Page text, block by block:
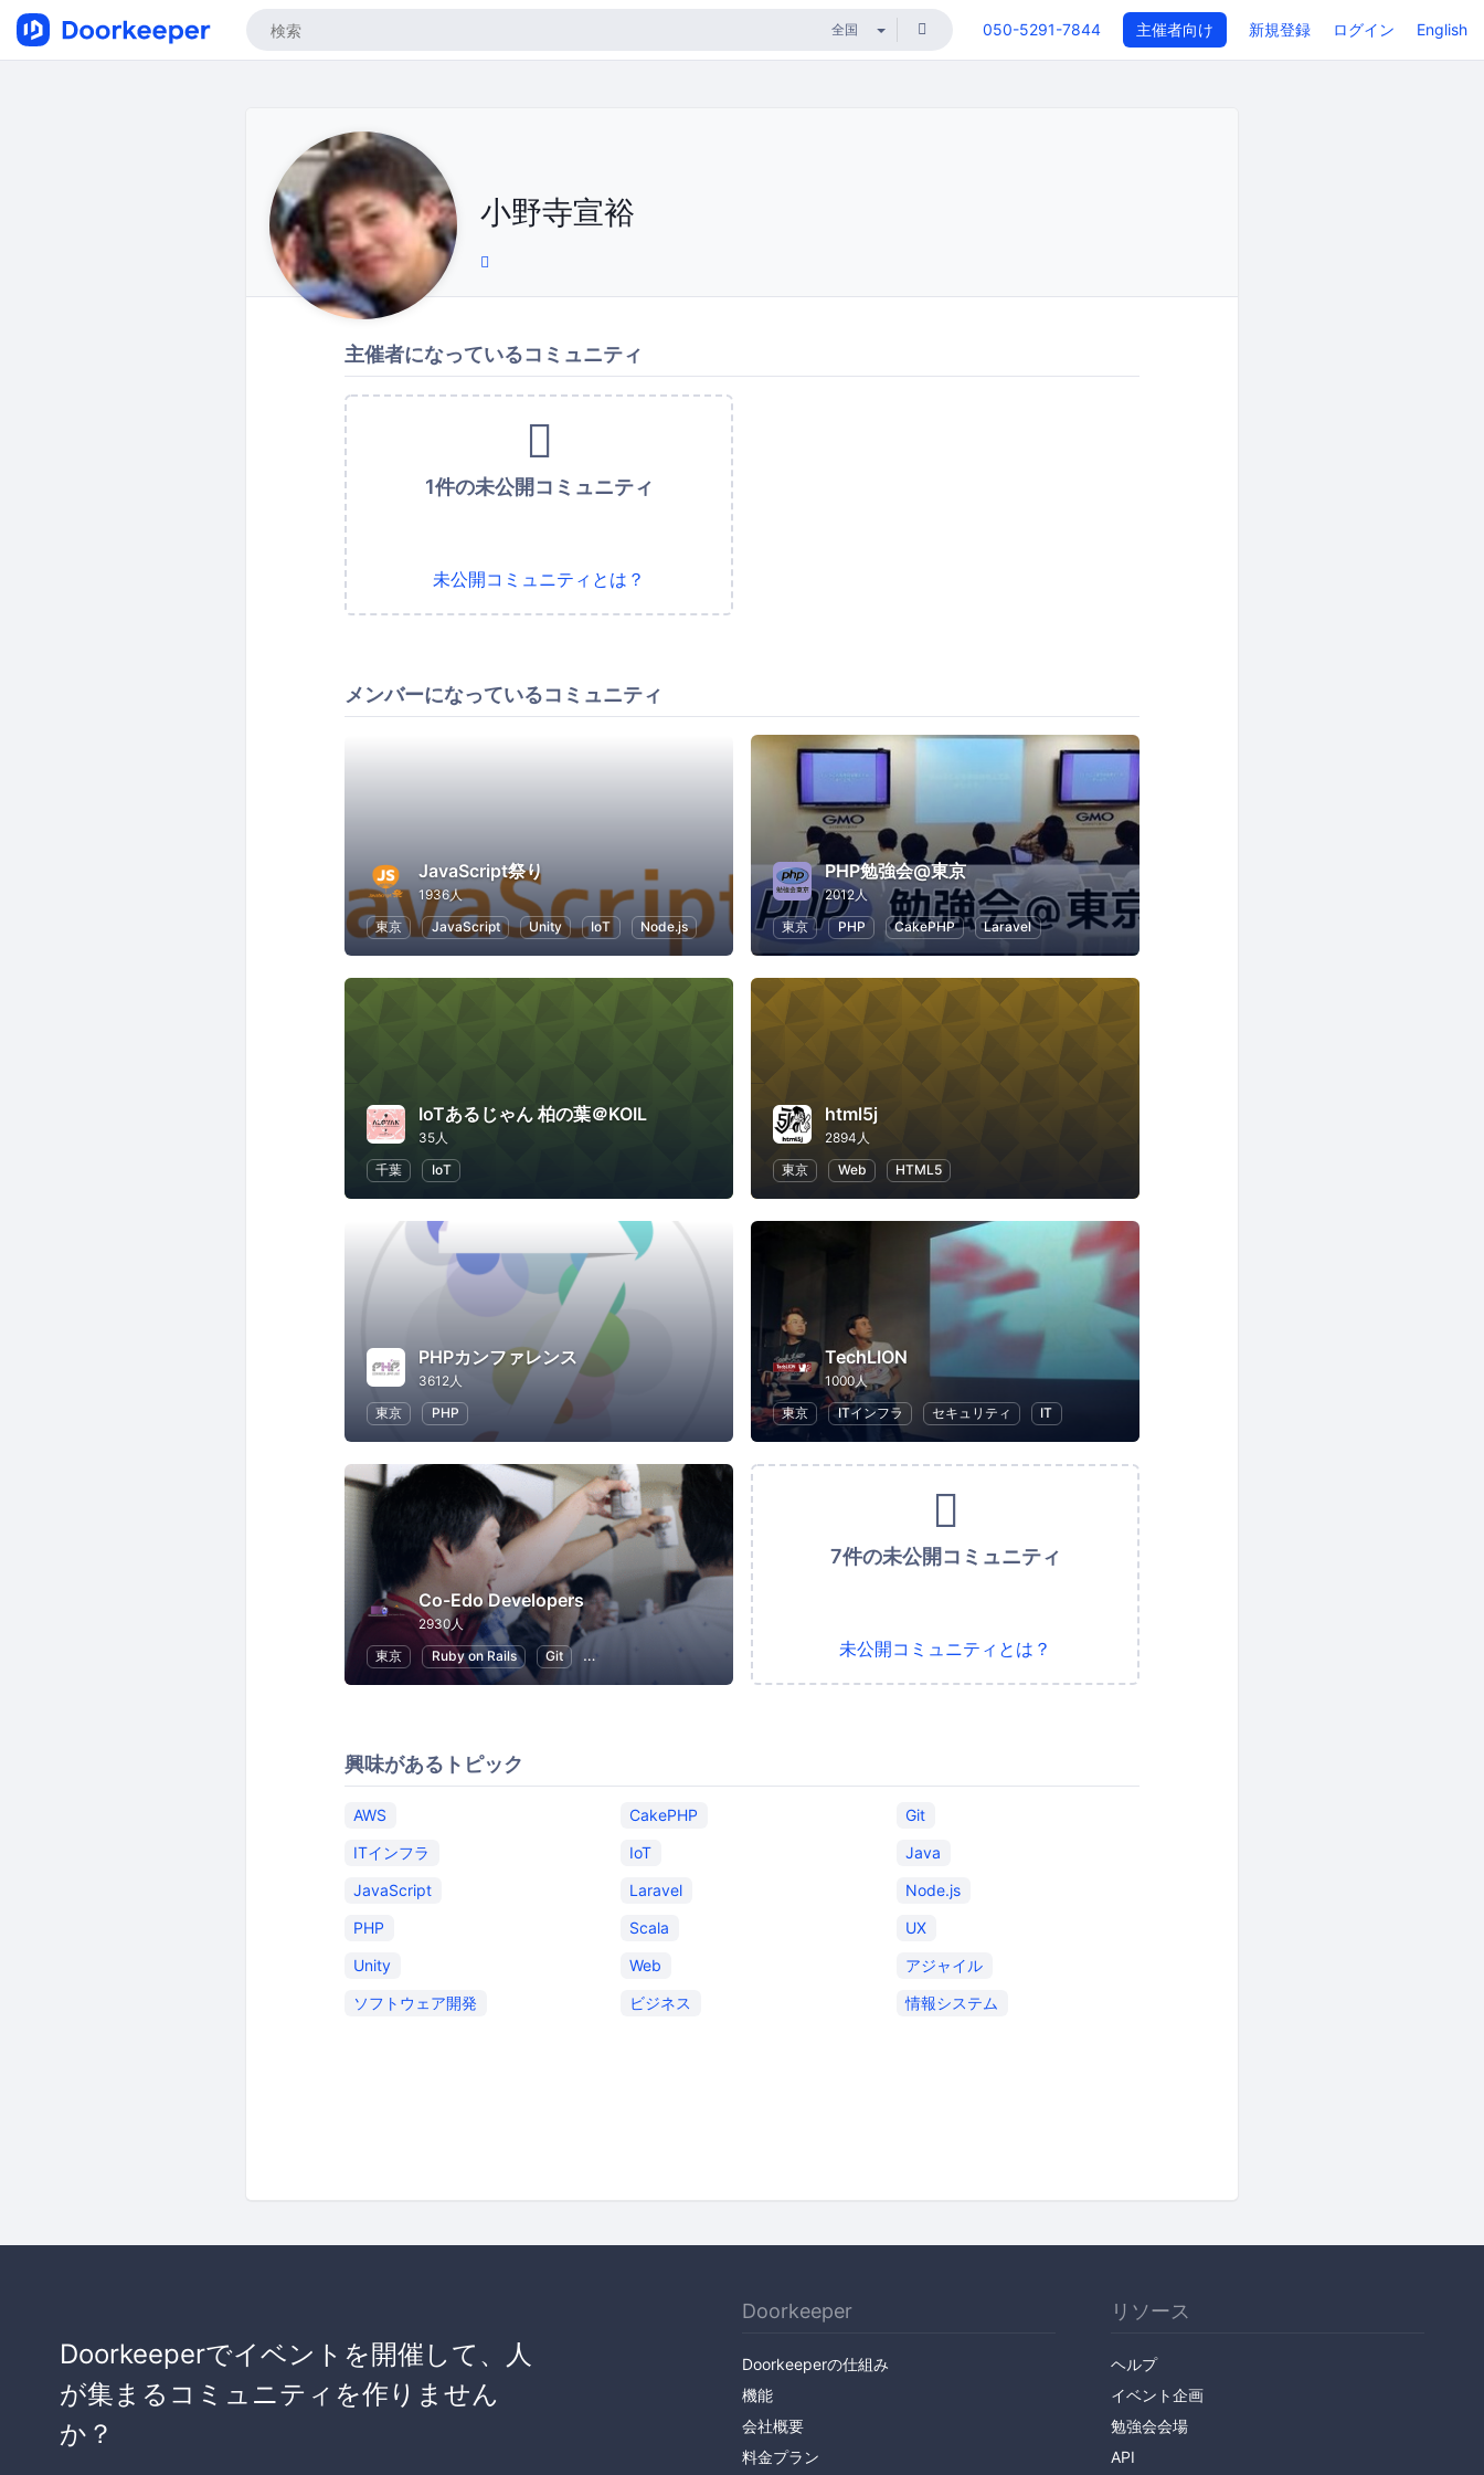
050-5291-7844 主催者向け 新規登録 ログイン English
小野寺宣裕
主催者になっているコミュニティ
1件の未公開コミュニティ
未公開コミュニティとは？
メンバーになっているコミュニティ
JavaScript祭り
1936人
東京
JavaScript Unity IoT Node.js
PHP勉強会@東京
2012人
東京
PHP CakePHP Laravel
IoTあるじゃん 柏の葉＠KOIL
35人
千葉
IoT
html5j
2894人
東京
Web HTML5
PHPカンファレンス
3612人
東京
PHP
TechLION
1000人
東京
ITインフラ セキュリティ IT
Co-Edo Developers
2930人
東京
Ruby on Rails Git スタートアップ プログラミング アプリ開発
7件の未公開コミュニティ
未公開コミュニティとは？
興味があるトピック
AWS CakePHP
Git
ITインフラ
IoT
Java
JavaScript
Laravel
Node.js
PHP
Scala
UX
Unity
Web
アジャイル
ソフトウェア開発
ビジネス 情報システム
Doorkeeperでイベントを開催して、人
が集まるコミュニティを作りません
か？
Doorkeeper
Doorkeeperの仕組み
機能
会社概要
料金プラン
リソース
ヘルプ
イベント企画
勉強会会場
API